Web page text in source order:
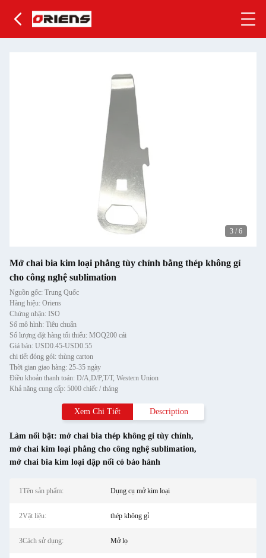
3 / 6
Mở chai bia kim loại phẳng tùy chỉnh bằng thép không gỉ
cho công nghệ sublimation
Nguồn gốc: Trung Quốc
Hàng hiệu: Oriens
Chứng nhận: ISO
Số mô hình: Tiêu chuẩn
Số lượng đặt hàng tối thiểu: MOQ200 cái
Giá bán: USD0.45-USD0.55
chi tiết đóng gói: thùng carton
Thời gian giao hàng: 25-35 ngày
Điều khoản thanh toán: D/A,D/P,T/T, Western Union
Khả năng cung cấp: 5000 chiếc / tháng
Xem Chi Tiết Description
Làm nổi bật: mở chai bia thép không gỉ tùy chỉnh,
mở chai kim loại phẳng cho công nghệ sublimation,
mở chai bia kim loại dập nổi có bảo hành
1Tên sản phẩm: Dụng cụ mở kim loại
2Vật liệu: thép không gỉ
3Cách sử dụng: Mở lọ